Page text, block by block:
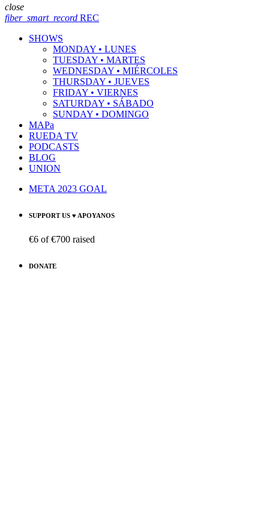
close
fiber_smart_record REC
SHOWS
MONDAY • LUNES
TUESDAY • MARTES
WEDNESDAY • MIÉRCOLES
THURSDAY • JUEVES
FRIDAY • VIERNES
SATURDAY • SÁBADO
SUNDAY • DOMINGO
MAPa
RUEDA TV
PODCASTS
BLOG
UNION
META 2023 GOAL
SUPPORT US ♥ APOYANOS
€6 of€700 raised
DONATE